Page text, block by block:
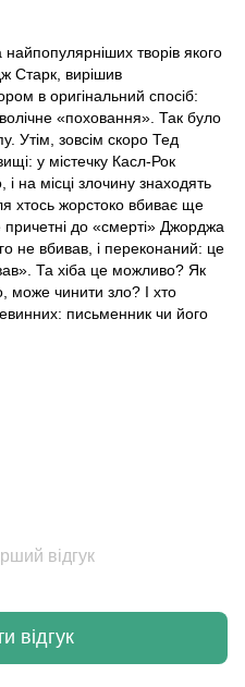
творів якого
Старк, вирішив
в оригінальний спосіб:
«поховання». Так було
Утім, зовсім скоро Тед
у містечку Касл-Рок
і на місці злочину знаходять
хтось жорстоко вбиває ще
причетні до «смерті» Джорджа
не вбивав, і переконаний: це
Та хіба це можливо? Як
може чинити зло? І хто
письменник чи його
відгук
відгук